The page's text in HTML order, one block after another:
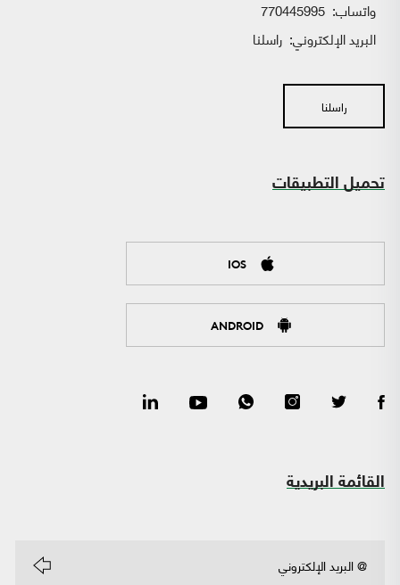
واتساب:
البريد الإلكتروني: راسلنا
راسلنا
تحميل التطبيقات
IOS
ANDROID
القائمة البريدية